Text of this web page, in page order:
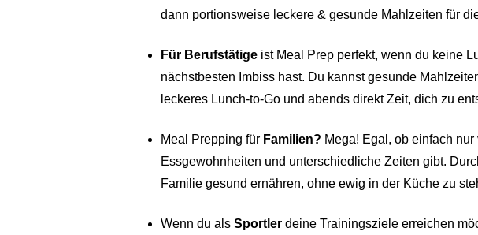
dann portionsweise leckere & gesunde Mahlzeiten für
Für Berufstätige ist Meal Prep perfekt, wenn du keine
nächstbesten Imbiss hast. Du kannst gesunde
leckeres Lunch-to-Go und abends direkt Zeit, dich zu
Meal Prepping für Familien? Mega! Egal, ob einfach
Essgewohnheiten und unterschiedliche Zeiten gibt.
Familie gesund ernähren, ohne ewig in der Küche zu
Wenn du alsSportler deine Trainingsziele erreichen